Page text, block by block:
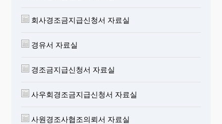
회사경조금지급신청서 자료실
경유서 자료실
경조금지급신청서 자료실
사우회경조금지급신청서 자료실
사원경조사협조의뢰서 자료실